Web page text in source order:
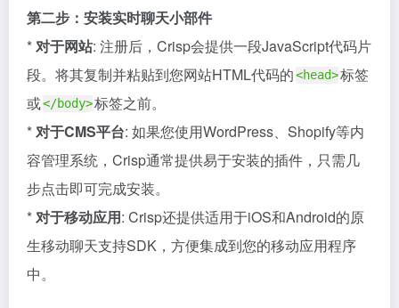
第二步：安装实时聊天小部件
*对于网站: 注册后，Crisp会提供一段JavaScript代码片
段。将其复制并粘贴到您网站HTML代码的<head>标签
或</body>标签之前。
*对于CMS平台: 如果您使用WordPress、Shopify等内
容管理系统，Crisp通常提供易于安装的插件，只需几
步点击即可完成安装。
*对于移动应用: Crisp还提供适用于iOS和Android的原
生移动聊天支持SDK，方便集成到您的移动应用程序
中。